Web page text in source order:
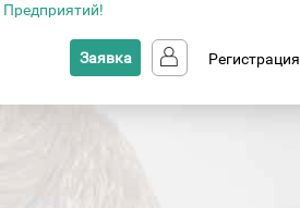
Заявка Регистрация